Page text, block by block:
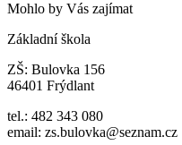
Mohlo by Vás zajímat
Základní škola
ZŠ: Bulovka 156
46401 Frýdlant
tel.: 482 343 080
email: zs.bulovka@seznam.cz